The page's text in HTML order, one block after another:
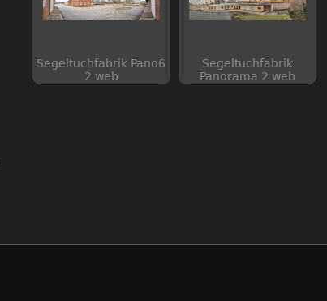
Segeltuchfabrik Pano6
2 web
Segeltuchfabrik
Panorama 2 web